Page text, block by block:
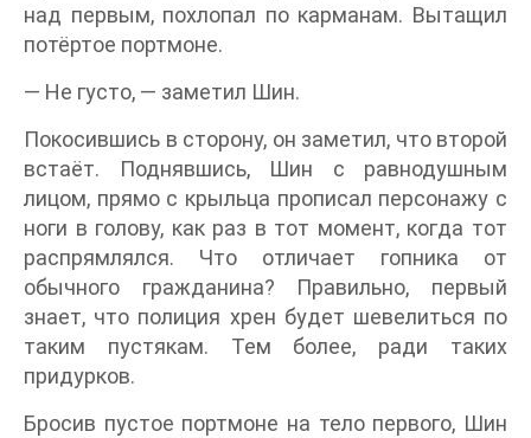
над первым, похлопал по карманам. Вытащил
потёртое портмоне.
— Не густо, — заметил Шин.
Покосившись в сторону, он заметил, что второй
встаёт. Поднявшись, Шин с равнодушным
лицом, прямо с крыльца прописал персонажу с
ноги в голову, как раз в тот момент, когда тот
распрямлялся. Что отличает гопника от
обычного гражданина? Правильно, первый
знает, что полиция хрен будет шевелиться по
таким пустякам. Тем более, ради таких
придурков.
Бросив пустое портмоне на тело первого, Шин